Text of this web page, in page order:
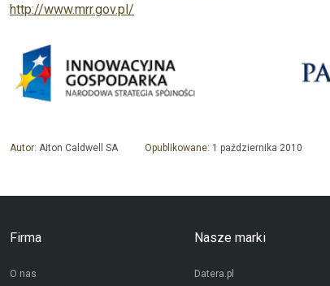
http://www.mrr.gov.pl/
Autor: Aiton Caldwell SA Opublikowane: 1 października 2010
Firma
O nas
Nasze marki
Datera.pl